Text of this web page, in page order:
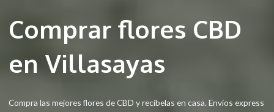
Comprar flores CBD
en Villasayas
Compra las mejores flores de CBD y recíbelas en casa. Envíos express